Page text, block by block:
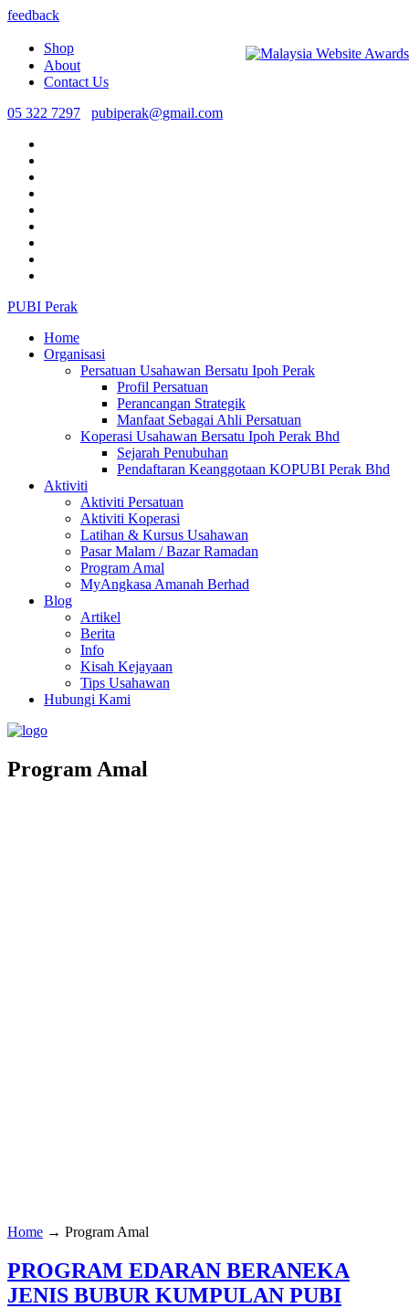
feedback
Shop
About
Contact Us
05 322 7297
pubiperak@gmail.com
PUBI Perak
Home
Organisasi
Persatuan Usahawan Bersatu Ipoh Perak
Profil Persatuan
Perancangan Strategik
Manfaat Sebagai Ahli Persatuan
Koperasi Usahawan Bersatu Ipoh Perak Bhd
Sejarah Penubuhan
Pendaftaran Keanggotaan KOPUBI Perak Bhd
Aktiviti
Aktiviti Persatuan
Aktiviti Koperasi
Latihan & Kursus Usahawan
Pasar Malam / Bazar Ramadan
Program Amal
MyAngkasa Amanah Berhad
Blog
Artikel
Berita
Info
Kisah Kejayaan
Tips Usahawan
Hubungi Kami
Program Amal
Home → Program Amal
PROGRAM EDARAN BERANEKA
JENIS BUBUR KUMPULAN PUBI